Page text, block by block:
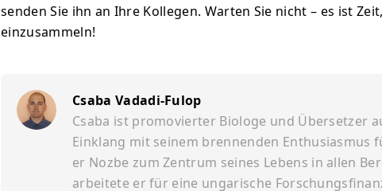
senden Sie ihn an Ihre Kollegen. Warten Sie nicht – es ist
einzusammeln!
Csaba Vadadi-Fulop
Csaba ist promovierter Biologe und Übersetzer
Einklang mit seinem brennenden Enthusiasmus
er Nozbe zum Zentrum seines Lebens in allen
arbeitete er für eine ungarische